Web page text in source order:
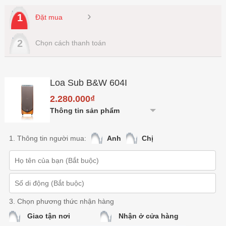
1 Đặt mua ›
2 Chọn cách thanh toán
Loa Sub B&W 604I
2.280.000₫
Thông tin sản phẩm
1. Thông tin người mua: Anh Chị
3. Chọn phương thức nhận hàng
Giao tận nơi
Nhận ở cửa hàng